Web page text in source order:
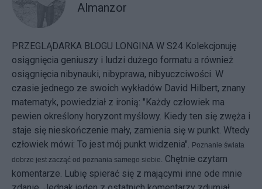
Almanzor
PRZEGLĄDARKA BLOGU LONGINA W S24 Kolekcjonuję
osiągnięcia geniuszy i ludzi dużego formatu a również
osiągnięcia nibynauki, nibyprawa, nibyuczciwości. W
czasie jednego ze swoich wykładów David Hilbert, znany
matematyk, powiedział z ironią: "Każdy człowiek ma
pewien określony horyzont myślowy. Kiedy ten się zwęża i
staje się nieskończenie mały, zamienia się w punkt. Wtedy
człowiek mówi: To jest mój punkt widzenia".
Poznanie świata
dobrze jest zacząć od poznania samego siebie.
Chętnie czytam
komentarze. Lubię spierać się z mającymi inne ode mnie